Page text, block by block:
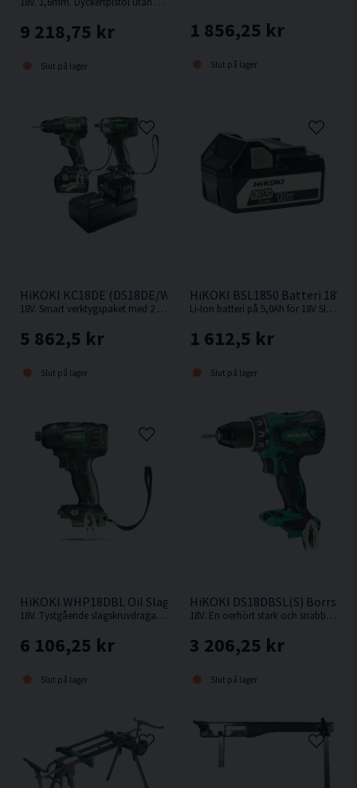
9 218,75 kr
Slut på lager
1 856,25 kr
Slut på lager
HiKOKI KC18DE (DS18DE/WR18DBDL2) Verktygspaket 18V
18V. Smart verktygspaket med 2 st kompakta och kraftfulla 18V batteriverktyg.
5 862,5 kr
Slut på lager
HiKOKI BSL1850 Batteri 18V
Li-Ion batteri på 5,0Ah för 18V Sladdlösa HiKOKI / Hitachi maskiner med Slide batterifäste.
1 612,5 kr
Slut på lager
HiKOKI WHP18DBL Oil Slagskruvdragare 18V
18V. Tystgående slagskruvdragare med oljedämpning, perfekt i bullerkänsliga miljöer.
6 106,25 kr
Slut på lager
HiKOKI DS18DBSL(S)
18V. En oerhört stark och snabb kompakt borrskruvdragare från Hikoki.
3 206,25 kr
Slut på lager